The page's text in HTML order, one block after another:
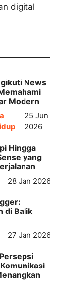
digital
News
Modern
25 Jun
2026
Hingga
yang
28 Jan 2026
di Balik
27 Jan 2026